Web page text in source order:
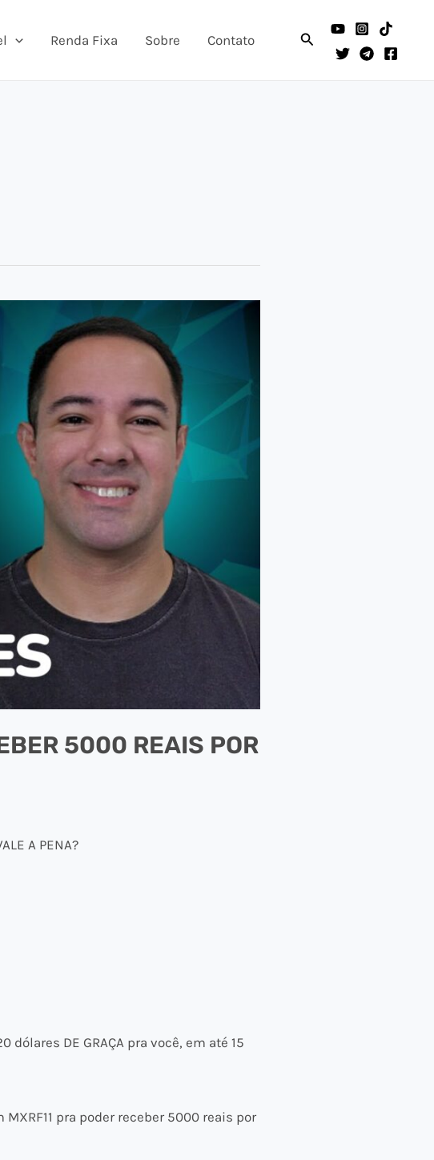
Renda Fixa Sobre Contato Pesquisar
5000 REAIS POR
A PENA?
DE GRAÇA pra você, em até 15
pra poder receber 5000 reais por